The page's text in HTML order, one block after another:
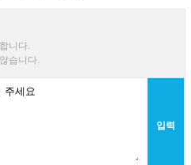
니다.
습니다.
입력